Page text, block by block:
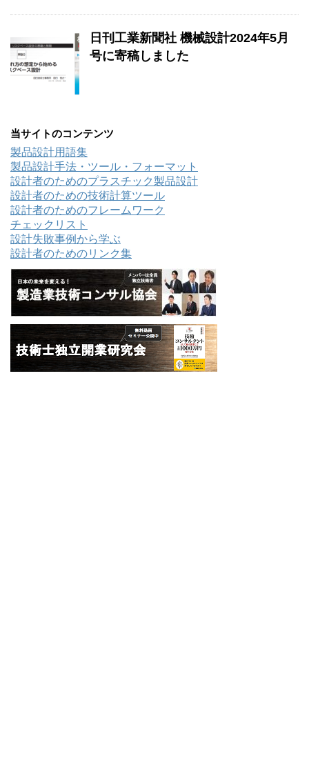
日刊工業新聞社 機械設計2024年5月
号に寄稿しました
当サイトのコンテンツ
製品設計用語集
製品設計手法・ツール・フォーマット
設計者のためのプラスチック製品設計
設計者のための技術計算ツール
設計者のためのフレームワーク
チェックリスト
設計失敗事例から学ぶ
設計者のためのリンク集